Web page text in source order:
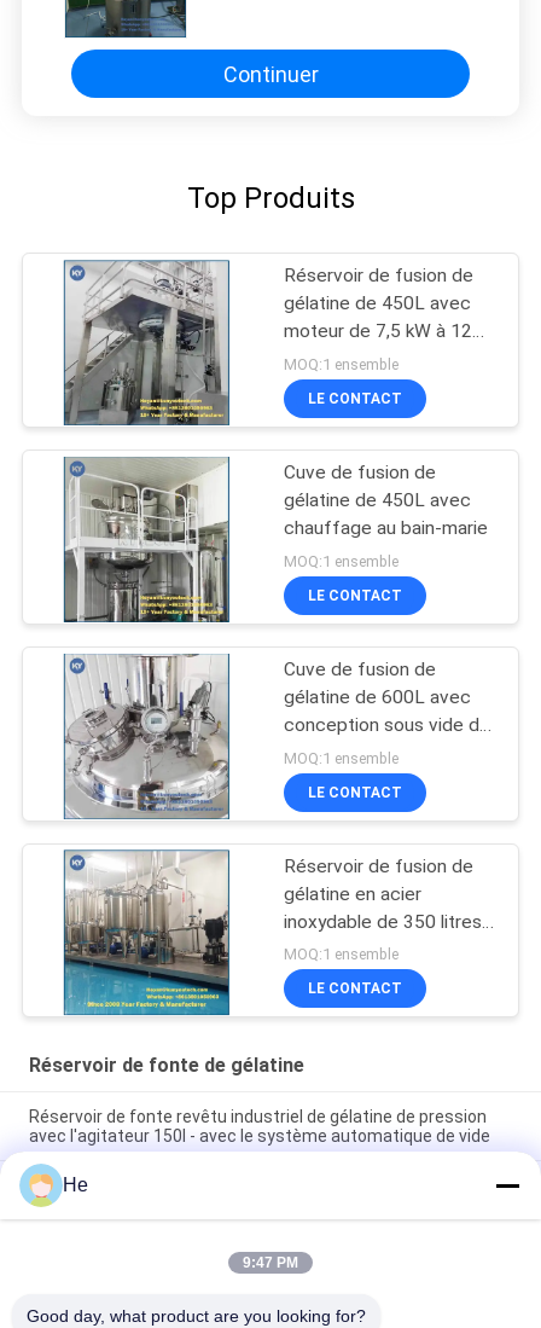
Continuer
Top Produits
Réservoir de fusion de
gélatine de 450L avec
moteur de 7,5 kW à 12
kW
MOQ:1 ensemble
LE CONTACT
Cuve de fusion de
gélatine de 450L avec
chauffage au bain-marie
MOQ:1 ensemble
LE CONTACT
Cuve de fusion de
gélatine de 600L avec
conception sous vide de
0,09 MPa
MOQ:1 ensemble
LE CONTACT
Réservoir de fusion de
gélatine en acier
inoxydable de 350 litres
24 kW
MOQ:1 ensemble
LE CONTACT
Réservoir de fonte de gélatine
Réservoir de fonte revêtu industriel de gélatine de pression
avec l'agitateur 150l - avec le système automatique de vide
réservoir de fonte de gélatine de 600L Softgel avec la
conception de vide/agitation de la fonction avec la plate-
forme et le poids
réservoir de vide de production de capsule de softgel pour la
He
9:47 PM
Good day, what product are you looking for?